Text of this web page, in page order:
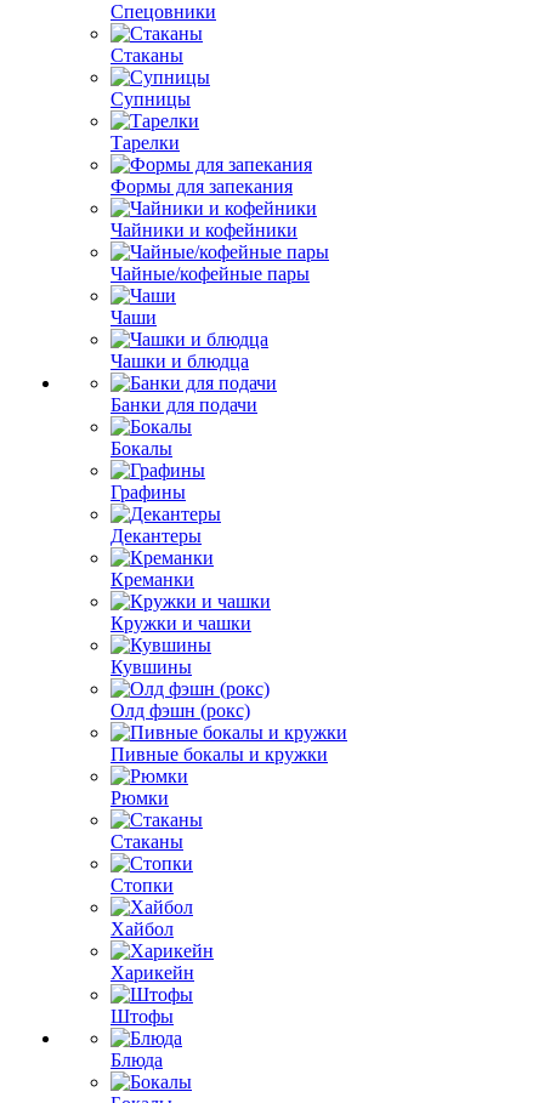
Спецовники
Стаканы
Супницы
Тарелки
Формы для запекания
Чайники и кофейники
Чайные/кофейные пары
Чаши
Чашки и блюдца
Банки для подачи
Бокалы
Графины
Декантеры
Креманки
Кружки и чашки
Кувшины
Олд фэшн (рокс)
Пивные бокалы и кружки
Рюмки
Стаканы
Стопки
Хайбол
Харикейн
Штофы
Блюда